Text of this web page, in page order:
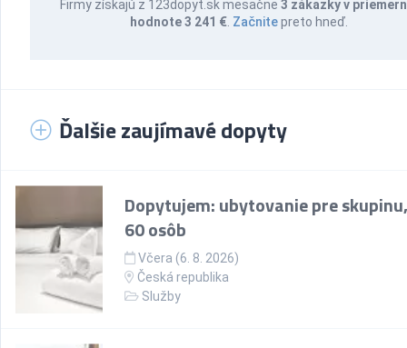
Firmy získajú z 123dopyt.sk mesačne3 zákazky v
hodnote 3 241 € Začnitepreto hneď.
Ďalšie zaujímavé dopyty
Dopytujem: ubytovanie pre
60 osôb
Včera (6. 8. 2026)
Česká republika
Služby